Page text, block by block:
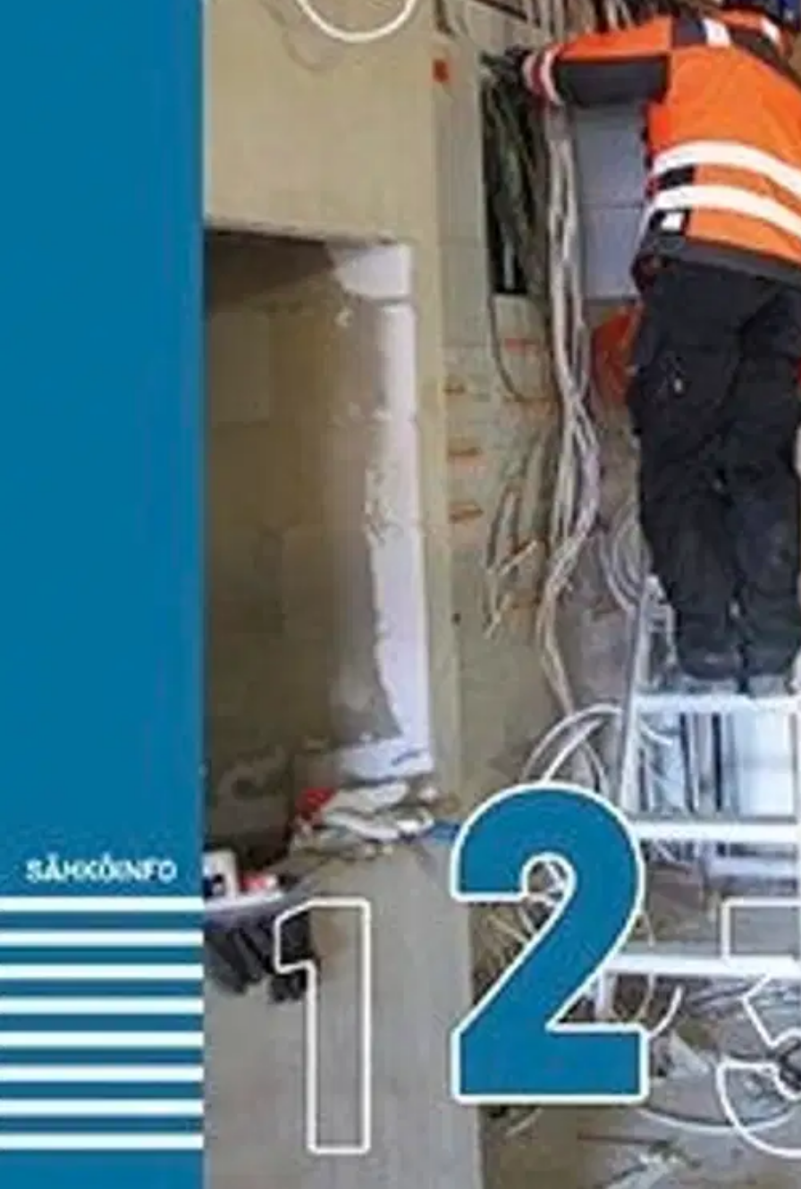
Ilmainen toimitus yli 100 €:n tilauksille Postin pakettiautomaattiin tai
Neliosainen Sähköasennukset-kirjasarja käsittelee rakennusten sähkö- ja teleasennuksia koskevia määräyksiä, ohjeita ja käytännön
sähköasennusten eri asennustapoja, erilaisista tiloista aiheutuvia vaatimuksia läpivienteineen ja palokatkoineen, jakokeskuksia, kytkin- ja
Keskeisin muutos, jolla on ollut vaikutuksia kirjasarjan sisältöön, on vuonna 2022 uudistunut
Ovatko tuotetiedot riittävät? Jos tuotetiedoissa on puutteita tai niitä voisi muuten parantaa, anna palautetta.
Ohjeet
Ensitilaajan pikaopas
Myymälänouto
Palautukset
Reklamaatio
Takuu ja huolto
Toimitustavat
Maksutavat
Asennuspalvelut
Tilaus- ja toimitusehdot
Käyttöehdot
Tietosuojakäytäntö
Saavutettavuus
Vastuullisuus
Mitä pidät Prisma.fi-verkkokaupasta?
Asiakaspalvelu